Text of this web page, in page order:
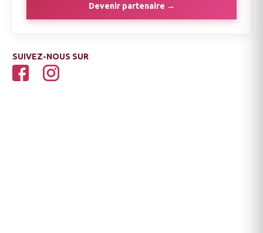
Devenir partenaire →
SUIVEZ-NOUS SUR